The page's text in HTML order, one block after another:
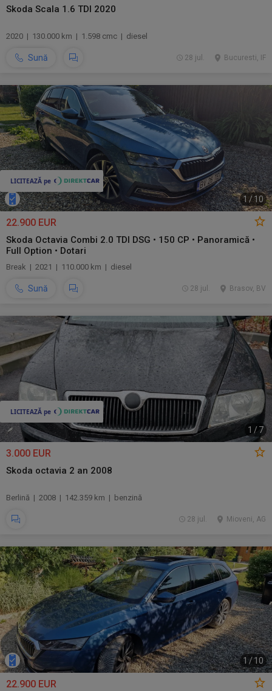
Skoda Scala 1.6 TDI 2020
2020 | 130.000 km | 1.598 cmc | diesel
Sună Bucuresti, IF
28 jul.
1/ 10
22.900 EUR
Skoda Octavia Combi 2.0 TDI DSG • 150 CP • Panoramică •
Full Option • Dotari
Break | 2021 | 110.000 km | diesel
Sună Brasov, BV
28 jul.
1 /7
3.000 EUR
Skoda octavia 2 an 2008
Berlină | 2008 | 142.359 km | benzină
Mioveni, AG
28 jul.
1 /10
22.900 EUR